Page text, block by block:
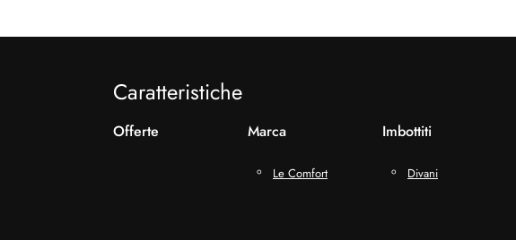
Caratteristiche
Offerte Marca
Le Comfort
Imbottiti
Divani